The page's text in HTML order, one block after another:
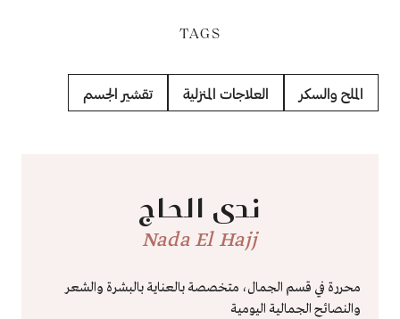
TAGS
الملح والسكر العلاجات المنزلية تقشير الجسم
ندى الحاج
Nada El Hajj
محررة في قسم الجمال، متخصصة بالعناية بالبشرة والشعر
والنصائح الجمالية اليومية